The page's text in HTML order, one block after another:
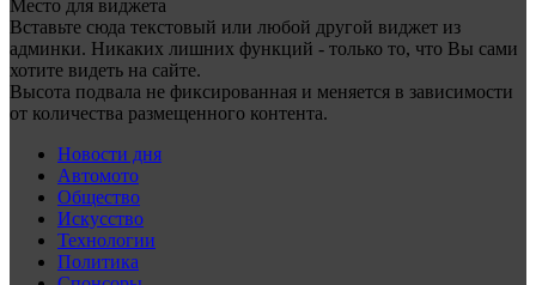
Место для виджета
Вставьте сюда текстовый или любой другой виджет из
админки. Никаких лишних функций - только то, что Вы сами
хотите видеть на сайте.
Высота подвала не фиксированная и меняется в зависимости
от количества размещенного контента.
Новости дня
Автомото
Общество
Искусство
Технологии
Политика